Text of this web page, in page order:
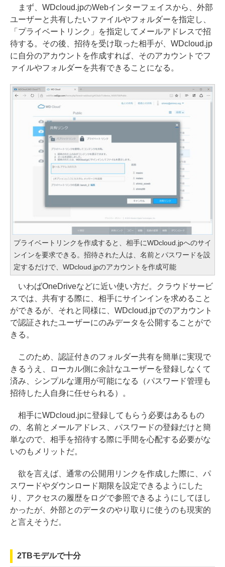
まず、WDcloud.jpのWebインターフェイスから、外部
ユーザーと共有したいファイルやフォルダーを指定し、
「プライベートリンク」を指定してメールアドレスで招
待する。その後、招待を受け取った相手が、WDcloud.jp
に自分のアカウントを作成すれば、そのアカウントでフ
ァイルやフォルダーを共有できることになる。
プライベートリンクを作成すると、相手にWDcloud.jpへのサイ
ンインを要求できる。招待された人は、名前とパスワードを設
定するだけで、WDcloud.jpのアカウントを作成可能
いわばOneDriveなどに近い使い方だ。クラウドサービ
スでは、共有する際に、相手にサインインを求めること
ができるが、それと同様に、WDcloud.jpでのアカウント
で認証されたユーザーにのみデータを公開することがで
きる。
このため、認証付きのフォルダー共有を簡単に実現で
きるうえ、ローカル側に余計なユーザーを登録しなくて
済み、シンプルな運用が可能になる（パスワード管理も
招待した人自身に任せられる）。
相手にWDcloud.jpに登録してもらう必要はあるもの
の、名前とメールアドレス、パスワードの登録だけと簡
単なので、相手を招待する際に手間を心配する必要がな
いのもメリットだ。
欲を言えば、通常の公開用リンクを作成した際に、パ
スワードやダウンロード期限を設定できるようにした
り、アクセスの履歴をログで参照できるようにしてほし
かったが、外部とのデータのやり取りに使うのも現実的
と言えそうだ。
2TBモデルで十分